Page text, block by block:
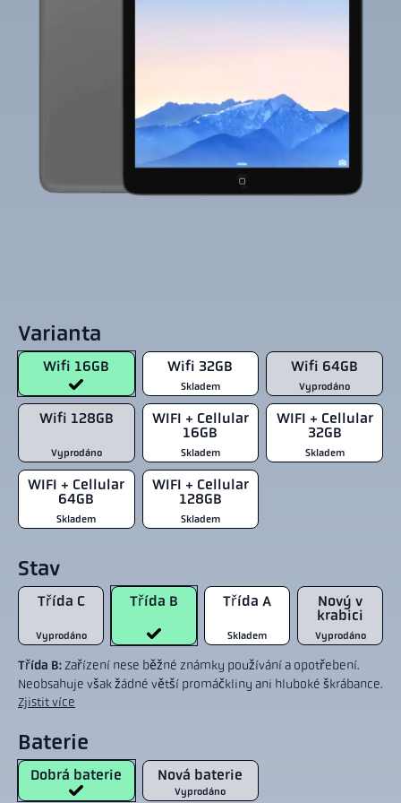
Varianta
Wifi 16GB Wifi 32GB
Skladem
Wifi 64GB
Vyprodáno
Wifi 128GB
Vyprodáno
WIFI + Cellular
16GB
Skladem
WIFI + Cellular
32GB
Skladem
WIFI + Cellular
64GB
Skladem
WIFI + Cellular
128GB
Skladem
Stav
Třída C
Vyprodáno
Třída B Třída A
Skladem
Nový v
krabici
Vyprodáno
Třída B: Zařízení nese běžné známky používání a opotřebení.
Neobsahuje však žádné větší promáčkliny ani hluboké škrábance.
Zjistit více
Baterie
Dobrá baterie Nová baterie
Vyprodáno